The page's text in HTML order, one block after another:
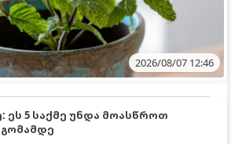
2026/08/07 12:46
ეს 5 საქმე უნდა მოასწროთ